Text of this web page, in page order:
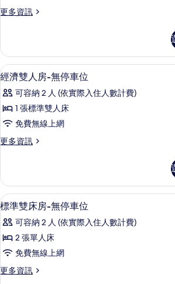
無
車
位
的
所
有
相
片
更多資訊
更
雙
人
房-
停
車
的
詳
情
顯
示
經
濟
人
無
停
車
位
的
所
有
高級寢具、
4
經濟雙人房-無停車位
可容納 2 人 (依實際入住人數計費)
1 張標準雙人床
免費無線上網
更多資訊
更
雙
人
房-
停
車
的
詳
情
顯
示
標
準
床
高級寢具、
6
標準雙床房-無停車位
可容納 2 人 (依實際入住人數計費)
2 張單人床
免費無線上網
更多資訊
更